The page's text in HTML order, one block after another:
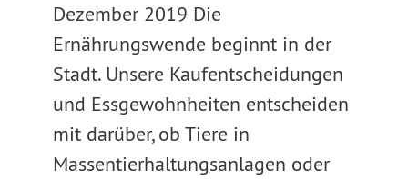
Dezember 2019 Die
Ernährungswende beginnt in der
Stadt. Unsere Kaufentscheidungen
und Essgewohnheiten entscheiden
mit darüber, ob Tiere in
Massentierhaltungsanlagen oder